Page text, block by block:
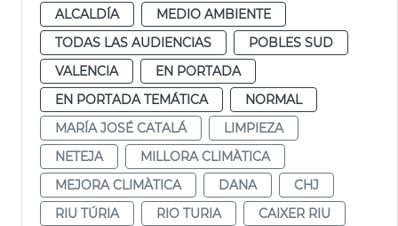
ALCALDÍA
MEDIO AMBIENTE
TODAS LAS AUDIENCIAS
POBLES SUD
VALENCIA
EN PORTADA
EN PORTADA TEMÁTICA
NORMAL
MARÍA JOSÉ CATALÁ
LIMPIEZA
NETEJA
MILLORA CLIMÀTICA
MEJORA CLIMÀTICA
DANA
CHJ
RIU TÚRIA
RIO TURIA
CAIXER RIU